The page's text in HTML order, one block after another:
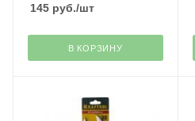
145 руб./шт
В КОРЗИНУ